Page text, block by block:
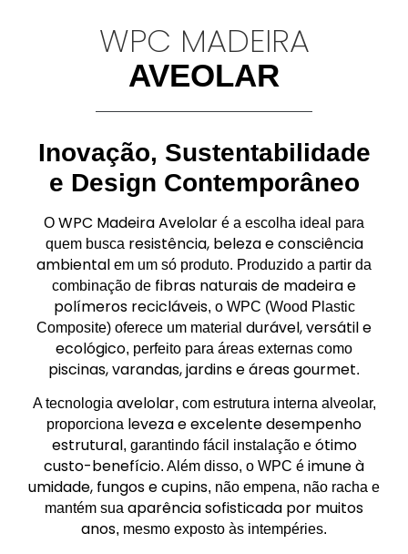
WPC MADEIRA
AVEOLAR
Inovação, Sustentabilidade
e Design Contemporâneo
O WPC Madeira Avelolar é a escolha ideal para
quem busca resistência, beleza e consciência
ambiental em um só produto. Produzido a partir da
combinação de fibras naturais de madeira e
polímeros recicláveis, o WPC (Wood Plastic
Composite) oferece um material durável, versátil e
ecológico, perfeito para áreas externas como
piscinas, varandas, jardins e áreas gourmet.
A tecnologia avelolar, com estrutura interna alveolar,
proporciona leveza e excelente desempenho
estrutural, garantindo fácil instalação e ótimo
custo-benefício. Além disso, o WPC é imune à
umidade, fungos e cupins, não empena, não racha e
mantém sua aparência sofisticada por muitos
anos, mesmo exposto às intempéries.